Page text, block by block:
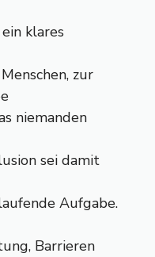
klares
zur
niemanden
sei damit
Aufgabe.
Barrieren